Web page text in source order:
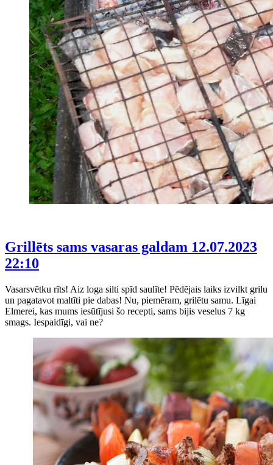
Grillēts sams vasaras galdam 12.07.2023
22:10
Vasarsvētku rīts! Aiz loga silti spīd saulīte! Pēdējais laiks izvilkt grilu
un pagatavot maltīti pie dabas! Nu, piemēram, grilētu samu. Līgai
Elmerei, kas mums iesūtījusi šo recepti, sams bijis veselus 7 kg
smags. Iespaidīgi, vai ne?